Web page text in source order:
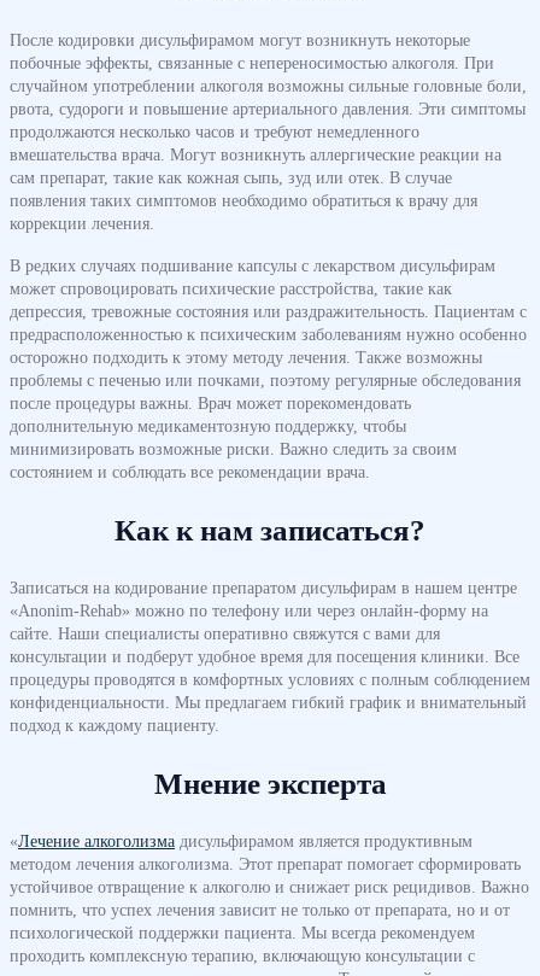
После кодировки дисульфирамом могут возникнуть некоторые
побочные эффекты, связанные с непереносимостью алкоголя. При
случайном употреблении алкоголя возможны сильные головные боли,
рвота, судороги и повышение артериального давления. Эти симптомы
продолжаются несколько часов и требуют немедленного
вмешательства врача. Могут возникнуть аллергические реакции на
сам препарат, такие как кожная сыпь, зуд или отек. В случае
появления таких симптомов необходимо обратиться к врачу для
коррекции лечения.
В редких случаях подшивание капсулы с лекарством дисульфирам
может спровоцировать психические расстройства, такие как
депрессия, тревожные состояния или раздражительность. Пациентам с
предрасположенностью к психическим заболеваниям нужно особенно
осторожно подходить к этому методу лечения. Также возможны
проблемы с печенью или почками, поэтому регулярные обследования
после процедуры важны. Врач может порекомендовать
дополнительную медикаментозную поддержку, чтобы
минимизировать возможные риски. Важно следить за своим
состоянием и соблюдать все рекомендации врача.
Как к нам записаться?
Записаться на кодирование препаратом дисульфирам в нашем центре
«Anonim-Rehab» можно по телефону или через онлайн-форму на
сайте. Наши специалисты оперативно свяжутся с вами для
консультации и подберут удобное время для посещения клиники. Все
процедуры проводятся в комфортных условиях с полным соблюдением
конфиденциальности. Мы предлагаем гибкий график и внимательный
подход к каждому пациенту.
Мнение эксперта
«Лечение алкоголизма дисульфирамом является продуктивным
методом лечения алкоголизма. Этот препарат помогает сформировать
устойчивое отвращение к алкоголю и снижает риск рецидивов. Важно
помнить, что успех лечения зависит не только от препарата, но и от
психологической поддержки пациента. Мы всегда рекомендуем
проходить комплексную терапию, включающую консультации с